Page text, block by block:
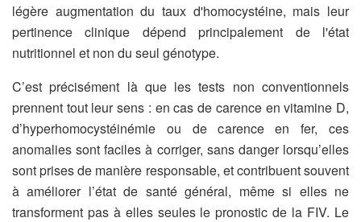
légère augmentation du taux d'homocystéine, mais leur
pertinence clinique dépend principalement de l'état
nutritionnel et non du seul génotype.
C’est précisément là que les tests non conventionnels
prennent tout leur sens : en cas de carence en vitamine D,
d’hyperhomocystéinémie ou de carence en fer, ces
anomalies sont faciles à corriger, sans danger lorsqu’elles
sont prises de manière responsable, et contribuent souvent
à améliorer l’état de santé général, même si elles ne
transforment pas à elles seules le pronostic de la FIV. Le